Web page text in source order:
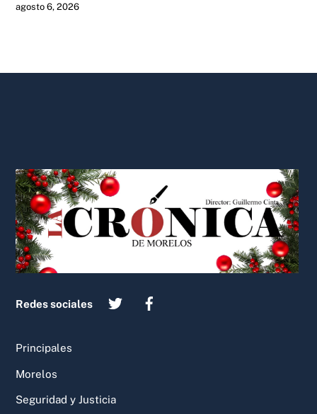
agosto 6, 2026
To
Top
Redes sociales
Principales
Morelos
Seguridad y Justicia